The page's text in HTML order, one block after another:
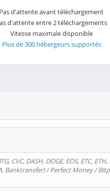
Pas d'attente avant téléchargement
d'attente entre 2 téléchargements
Vitesse maximale disponible
Plus de 300 hébergeurs supportés
CVC, DASH, DOGE, EOS, ETC,
Banktransfer) / Perfect Money /